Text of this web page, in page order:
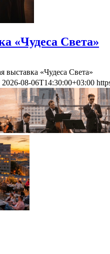
«Чудеса Света»
выставка «Чудеса Света»
2026-08-06T14:30:00+03:00